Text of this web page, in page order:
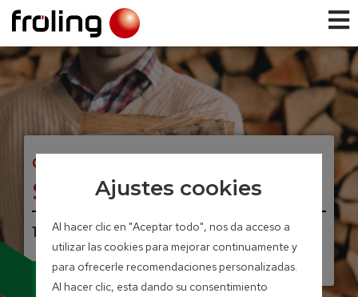
CALDERA DE LEÑA
S1 Turbo
15 – 20 kW
Opcional con unidad
de pellets reequipable
Ajustes cookies
Al hacer clic en "Aceptar todo", nos da acceso a
utilizar las cookies para mejorar continuamente y
para ofrecerle recomendaciones personalizadas.
Al hacer clic, esta dando su consentimiento